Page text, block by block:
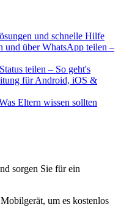
und schnelle Hilfe
und über WhatsApp teilen –
teilen – So geht's
für Android, iOS &
Eltern wissen sollten
sorgen Sie für ein
um es kostenlos